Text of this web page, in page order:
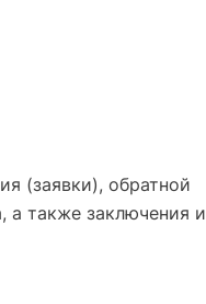
(заявки), обратной
а также заключения и